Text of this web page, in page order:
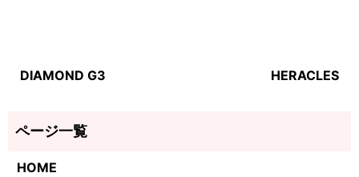
DIAMOND G3 HERACLES
HOME